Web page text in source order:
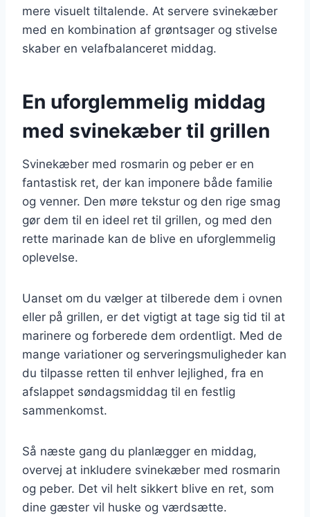
mere visuelt tiltalende. At servere svinekæber
med en kombination af grøntsager og stivelse
skaber en velafbalanceret middag.
En uforglemmelig middag
med svinekæber til grillen
Svinekæber med rosmarin og peber er en
fantastisk ret, der kan imponere både familie
og venner. Den møre tekstur og den rige smag
gør dem til en ideel ret til grillen, og med den
rette marinade kan de blive en uforglemmelig
oplevelse.
Uanset om du vælger at tilberede dem i ovnen
eller på grillen, er det vigtigt at tage sig tid til at
marinere og forberede dem ordentligt. Med de
mange variationer og serveringsmuligheder kan
du tilpasse retten til enhver lejlighed, fra en
afslappet søndagsmiddag til en festlig
sammenkomst.
Så næste gang du planlægger en middag,
overvej at inkludere svinekæber med rosmarin
og peber. Det vil helt sikkert blive en ret, som
dine gæster vil huske og værdsætte.